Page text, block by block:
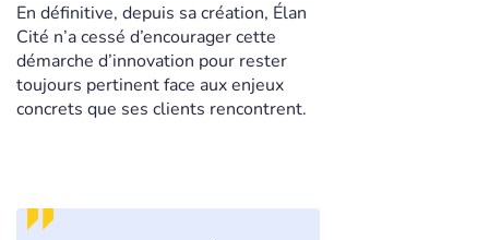
En définitive, depuis sa création, Élan
Cité n’a cessé d’encourager cette
démarche d’innovation pour rester
toujours pertinent face aux enjeux
concrets que ses clients rencontrent.